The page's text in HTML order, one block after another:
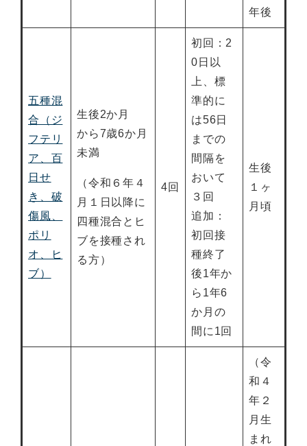
年後
五種混
合（ジ
フテリ
ア、百
日せ
き、破
傷風、
ポリ
オ、ヒ
ブ）
生後2か月
から7歳6か月
未満
（令和６年４
月１日以降に
四種混合とヒ
ブを接種され
る方）
4回
初回：2
0日以
上、標
準的に
は56日
までの
間隔を
おいて
３回
追加：
初回接
種終了
後1年か
ら1年6
か月の
間に1回
生後
１ヶ
月頃
（令
和４
年２
月生
まれ